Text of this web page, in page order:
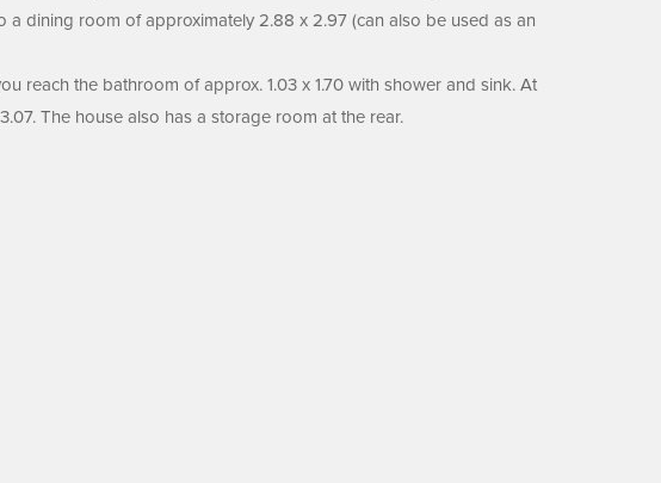
dining room of approximately 2.88 x 2.97 (can also be used as an
reach the bathroom of approx. 1.03 x 1.70 with shower and sink. At
The house also has a storage room at the rear.